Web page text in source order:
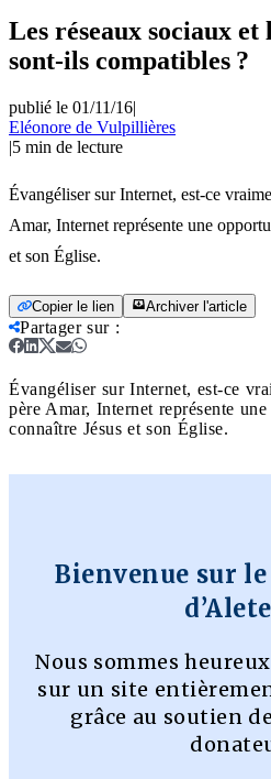
Les réseaux sociaux et
sont-ils compatibles ?
publié le 01/11/16|
Eléonore de Vulpillières
|5 min de lecture
Évangéliser sur Internet, est-ce
Amar, Internet représente une
et son Église.
Copier le lien Archiver l'article
Partager sur:
Évangéliser sur Internet, est-ce
père Amar, Internet représente
connaître Jésus et son Église.
Bienvenue sur
Nous sommes
sur un site
grâce au soutien